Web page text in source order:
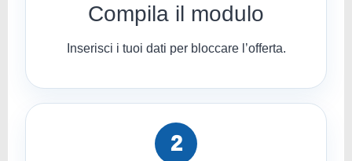
Compila il modulo
Inserisci i tuoi dati per bloccare l’offerta.
2